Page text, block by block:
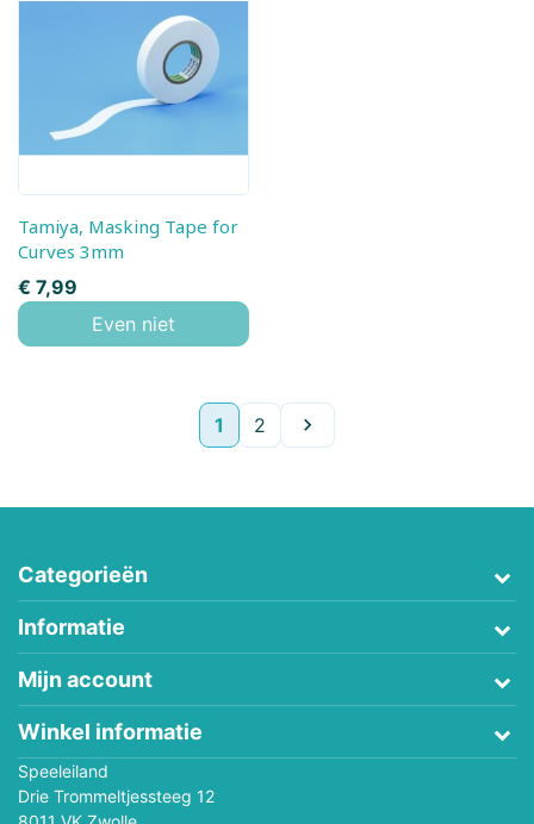
Tamiya, Masking Tape for
Curves 3mm
Prijs
€ 7,99
Even niet
1 2 Volgende

Categorieën
Informatie
Mijn account
Winkel informatie
Speeleiland
Drie Trommeltjessteeg 12